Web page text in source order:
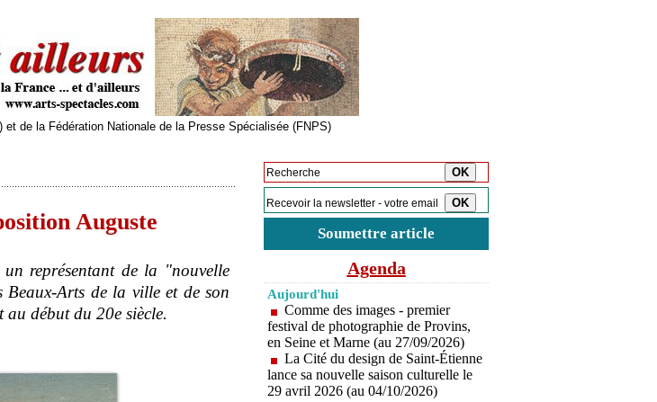
de la Fédération Nationale de la Presse Spécialisée (FNPS)
Auguste
représentant de la "nouvelle
Arts de la ville et de son
début du 20e siècle.
Soumettre article
Agenda
Aujourd'hui
Comme des images - premier
festival de photographie de Provins,
en Seine et Marne (au 27/09/2026)
La Cité du design de Saint-Étienne
lance sa nouvelle saison culturelle le
29 avril 2026 (au 04/10/2026)